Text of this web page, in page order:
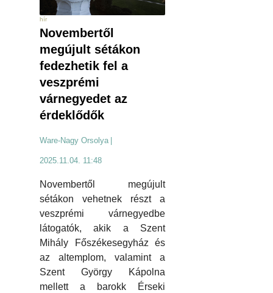
hír
Novembertől
megújult sétákon
fedezhetik fel a
veszprémi
várnegyedet az
érdeklődők
Ware-Nagy Orsolya
2025.11.04. 11:48
Novembertől megújult
sétákon vehetnek részt a
veszprémi várnegyedbe
látogatók, akik a Szent
Mihály Főszékesegyház és
az altemplom, valamint a
Szent György Kápolna
mellett a barokk Érseki